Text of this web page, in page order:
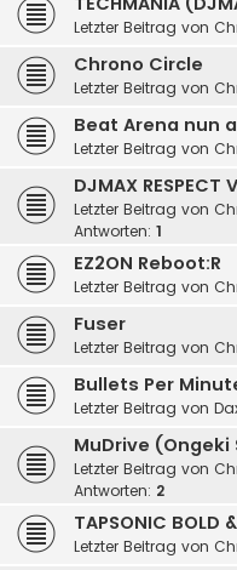
Letzter Beitrag von
Chrono Circle
Letzter Beitrag von
Beat Arena nun
Letzter Beitrag von
DJMAX
Letzter Beitrag von
Antworten: 1
EZ2ON Reboot:R
Letzter Beitrag von
Fuser
Letzter Beitrag von
Bullets Per
Letzter Beitrag von
MuDrive
Letzter Beitrag von
Antworten: 2
TAPSONIC BOLD
Letzter Beitrag von